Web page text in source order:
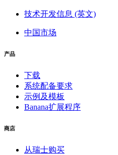
技术开发信息 (英文)
中国市场
产品
下载
系统配备要求
示例及模板
Banana扩展程序
商店
从瑞士购买